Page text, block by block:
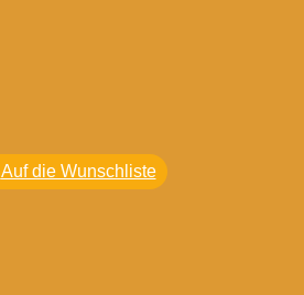
Auf die Wunschliste